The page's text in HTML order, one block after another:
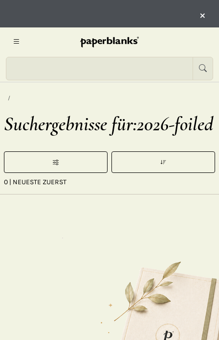
×
Suchergebnisse für:2026-foiled
0 | NEUESTE ZUERST